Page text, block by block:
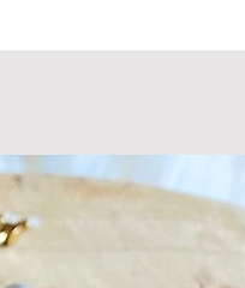
groei en bloei.
Het kalmeert bij stress, zorgen,
gevoelens en angst. De zachte en
energie van deze steen is heel
kinderen en (hoog)gevoelige